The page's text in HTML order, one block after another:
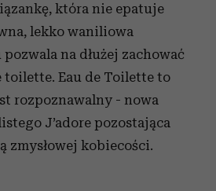
która nie epatuje
lekko waniliowa
na dłużej zachować
toilette. Eau de Toilette to
rozpoznawalny - nowa
J’adore pozostająca
zmysłowej kobiecości.